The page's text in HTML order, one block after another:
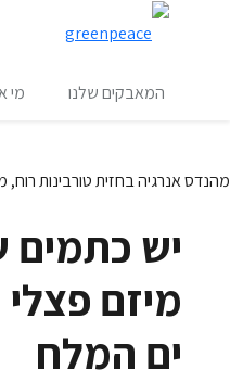
המאבקים שלנו מי
יש כתמים
מיזם
ים המלח